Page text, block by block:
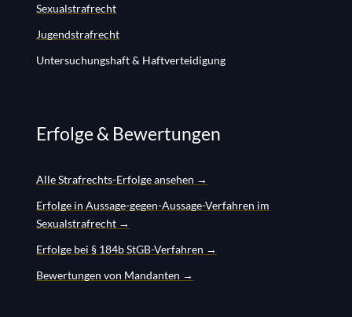
Sexualstrafrecht
Jugendstrafrecht
Untersuchungshaft & Haftverteidigung
Erfolge & Bewertungen
Alle Strafrechts-Erfolge ansehen →
Erfolge in Aussage-gegen-Aussage-Verfahren im
Sexualstrafrecht →
Erfolge bei § 184b StGB-Verfahren →
Bewertungen von Mandanten →